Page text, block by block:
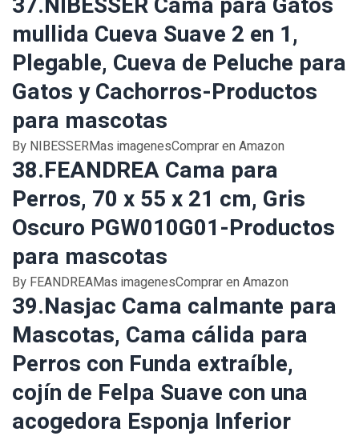
mullida Cueva Suave 2 en 1,
Plegable, Cueva de Peluche para
Gatos y Cachorros-Productos
para mascotas
By NIBESSERMas imagenesComprar en Amazon
38.FEANDREA Cama para
Perros, 70 x 55 x 21 cm, Gris
Oscuro PGW010G01-Productos
para mascotas
By FEANDREAMas imagenesComprar en Amazon
39.Nasjac Cama calmante para
Mascotas, Cama cálida para
Perros con Funda extraíble,
cojín de Felpa Suave con una
acogedora Esponja Inferior